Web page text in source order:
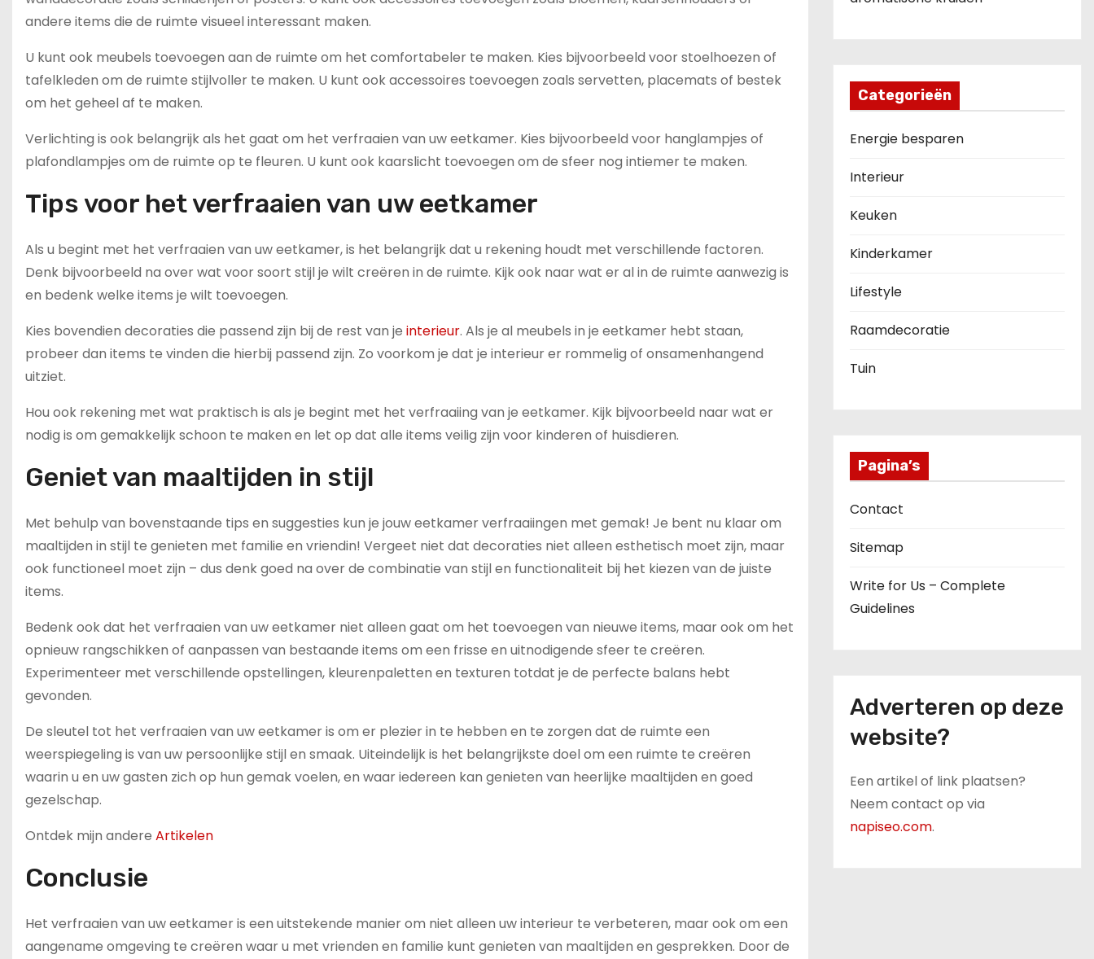
andere items die de ruimte visueel interessant maken.
U kunt ook meubels toevoegen aan de ruimte om het comfortabeler te maken. Kies bijvoorbeeld voor stoelhoezen of
tafelkleden om de ruimte stijlvoller te maken. U kunt ook accessoires toevoegen zoals servetten, placemats of bestek
om het geheel af te maken.
Verlichting is ook belangrijk als het gaat om het verfraaien van uw eetkamer. Kies bijvoorbeeld voor hanglampjes of
plafondlampjes om de ruimte op te fleuren. U kunt ook kaarslicht toevoegen om de sfeer nog intiemer te maken.
Tips voor het verfraaien van uw eetkamer
Als u begint met het verfraaien van uw eetkamer, is het belangrijk dat u rekening houdt met verschillende factoren.
Denk bijvoorbeeld na over wat voor soort stijl je wilt creëren in de ruimte. Kijk ook naar wat er al in de ruimte aanwezig is
en bedenk welke items je wilt toevoegen.
Kies bovendien decoraties die passend zijn bij de rest van je interieur. Als je al meubels in je eetkamer hebt staan,
probeer dan items te vinden die hierbij passend zijn. Zo voorkom je dat je interieur er rommelig of onsamenhangend
uitziet.
Hou ook rekening met wat praktisch is als je begint met het verfraaiing van je eetkamer. Kijk bijvoorbeeld naar wat er
nodig is om gemakkelijk schoon te maken en let op dat alle items veilig zijn voor kinderen of huisdieren.
Geniet van maaltijden in stijl
Met behulp van bovenstaande tips en suggesties kun je jouw eetkamer verfraaiingen met gemak! Je bent nu klaar om
maaltijden in stijl te genieten met familie en vriendin! Vergeet niet dat decoraties niet alleen esthetisch moet zijn, maar
ook functioneel moet zijn – dus denk goed na over de combinatie van stijl en functionaliteit bij het kiezen van de juiste
items.
Bedenk ook dat het verfraaien van uw eetkamer niet alleen gaat om het toevoegen van nieuwe items, maar ook om het
opnieuw rangschikken of aanpassen van bestaande items om een frisse en uitnodigende sfeer te creëren.
Experimenteer met verschillende opstellingen, kleurenpaletten en texturen totdat je de perfecte balans hebt
gevonden.
De sleutel tot het verfraaien van uw eetkamer is om er plezier in te hebben en te zorgen dat de ruimte een
weerspiegeling is van uw persoonlijke stijl en smaak. Uiteindelijk is het belangrijkste doel om een ruimte te creëren
waarin u en uw gasten zich op hun gemak voelen, en waar iedereen kan genieten van heerlijke maaltijden en goed
gezelschap.
Ontdek mijn andere Artikelen
Conclusie
Het verfraaien van uw eetkamer is een uitstekende manier om niet alleen uw interieur te verbeteren, maar ook om een
aangename omgeving te creëren waar u met vrienden en familie kunt genieten van maaltijden en gesprekken. Door de
Categorieën
Energie besparen
Interieur
Keuken
Kinderkamer
Lifestyle
Raamdecoratie
Tuin
Pagina’s
Contact
Sitemap
Write for Us – Complete
Guidelines
Adverteren op deze
website?
Een artikel of link plaatsen?
Neem contact op via
napiseo.com.